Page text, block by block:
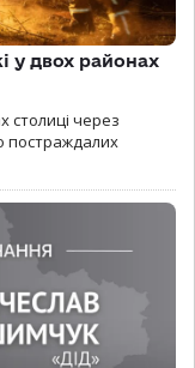
у двох районах
столиці через
постраждалих